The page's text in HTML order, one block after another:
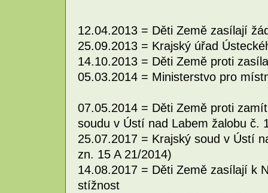
12.04.2013 = Děti Země zasílají
25.09.2013 = Krajský úřad
14.10.2013 = Děti Země proti
05.03.2014 = Ministerstvo pro
07.05.2014 = Děti Země proti
soudu v Ústí nad Labem žalobu č.
25.07.2017 = Krajský soud v Ústí
zn. 15 A 21/2014)
14.08.2017 = Děti Země zasílají k
stížnost